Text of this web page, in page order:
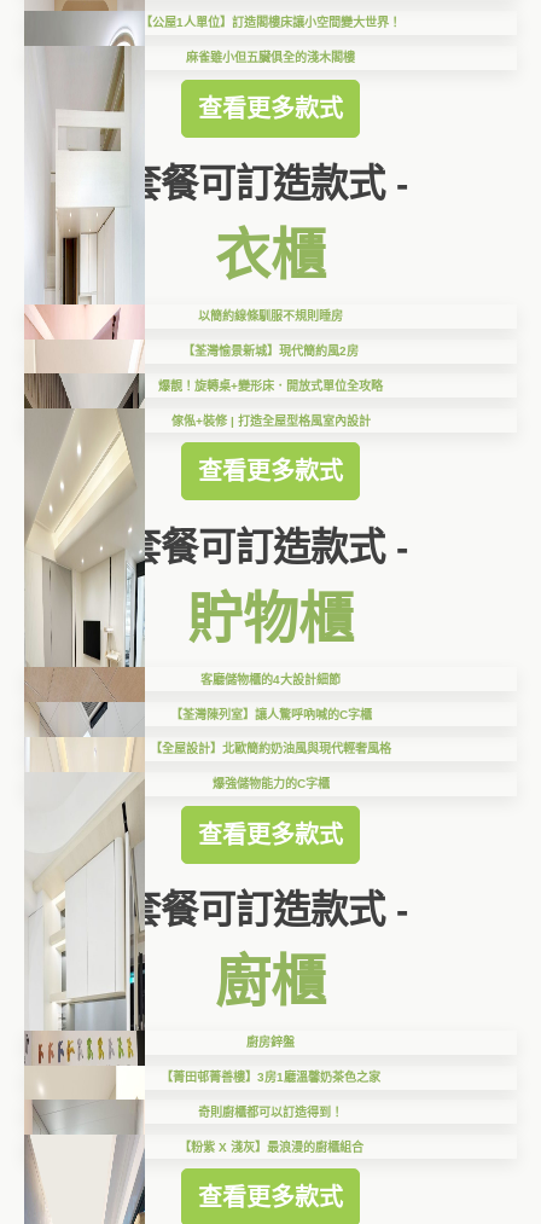
【公屋1人單位】訂造閣樓床讓小空間變大世界！
麻雀雖小但五臟俱全的淺木閣樓
查看更多款式
套餐可訂造款式 -
衣櫃
以簡約線條馴服不規則睡房
【荃灣愉景新城】現代簡約風2房
爆靚！旋轉桌+變形床．開放式單位全攻略
傢俬+裝修 | 打造全屋型格風室內設計
查看更多款式
套餐可訂造款式 -
貯物櫃
客廳儲物櫃的4大設計細節
【荃灣陳列室】讓人驚呼吶喊的C字櫃
【全屋設計】北歐簡約奶油風與現代輕奢風格
爆強儲物能力的C字櫃
查看更多款式
套餐可訂造款式 -
廚櫃
廚房鋅盤
【菁田邨菁善樓】3房1廳溫馨奶茶色之家
奇則廚櫃都可以訂造得到！
【粉紫 X 淺灰】最浪漫的廚櫃組合
查看更多款式